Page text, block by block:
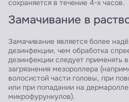
сохраняется в течение 4-х часов.
Замачивание в
Замачивание является более
дезинфекции, чем обработка
дезинфекции следует применять
загрязнения мезороллера
волосистой части головы, при
или при попадании на
микрофурункулов).